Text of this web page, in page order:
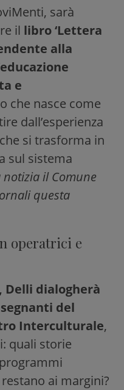
sarà
il libro ‘Lettera
alla
e
che nasce come
dall’esperienza
si trasforma in
sul sistema
notizia il Comune
questa
operatrici e
Delli dialogherà
del
Interculturale,
quali storie
ai margini?